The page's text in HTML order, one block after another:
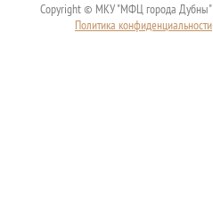
Copyright © МКУ "МФЦ города Дубны"
Политика конфиденциальности